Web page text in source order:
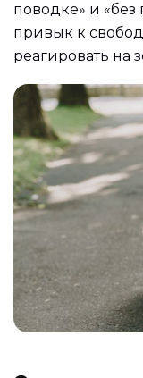
поводке» и
привык к
реагировать на